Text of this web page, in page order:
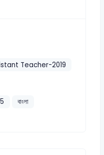
Teacher-2019
বাংলা